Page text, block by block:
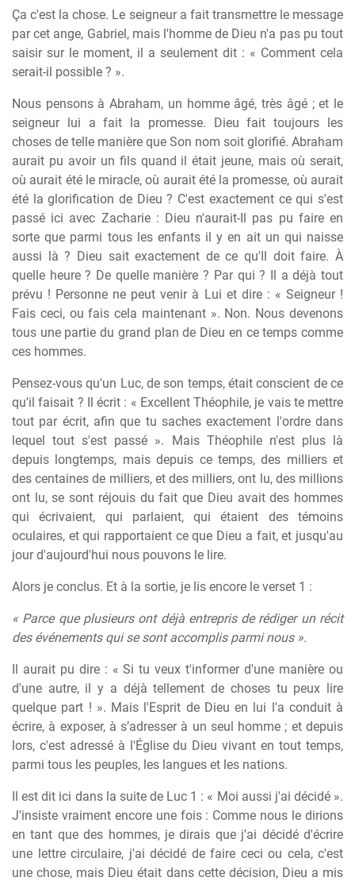
Ça c'est la chose. Le seigneur a fait transmettre le message
par cet ange, Gabriel, mais l'homme de Dieu n'a pas pu tout
saisir sur le moment, il a seulement dit : « Comment cela
serait-il possible ? ».
Nous pensons à Abraham, un homme âgé, très âgé ; et le
seigneur lui a fait la promesse. Dieu fait toujours les
choses de telle manière que Son nom soit glorifié. Abraham
aurait pu avoir un fils quand il était jeune, mais où serait,
où aurait été le miracle, où aurait été la promesse, où aurait
été la glorification de Dieu ? C'est exactement ce qui s'est
passé ici avec Zacharie : Dieu n'aurait-Il pas pu faire en
sorte que parmi tous les enfants il y en ait un qui naisse
aussi là ? Dieu sait exactement de ce qu'Il doit faire. À
quelle heure ? De quelle manière ? Par qui ? Il a déjà tout
prévu ! Personne ne peut venir à Lui et dire : « Seigneur !
Fais ceci, ou fais cela maintenant ». Non. Nous devenons
tous une partie du grand plan de Dieu en ce temps comme
ces hommes.
Pensez-vous qu'un Luc, de son temps, était conscient de ce
qu'il faisait ? Il écrit : « Excellent Théophile, je vais te mettre
tout par écrit, afin que tu saches exactement l'ordre dans
lequel tout s'est passé ». Mais Théophile n'est plus là
depuis longtemps, mais depuis ce temps, des milliers et
des centaines de milliers, et des milliers, ont lu, des millions
ont lu, se sont réjouis du fait que Dieu avait des hommes
qui écrivaient, qui parlaient, qui étaient des témoins
oculaires, et qui rapportaient ce que Dieu a fait, et jusqu'au
jour d'aujourd'hui nous pouvons le lire.
Alors je conclus. Et à la sortie, je lis encore le verset 1 :
« Parce que plusieurs ont déjà entrepris de rédiger un récit
des événements qui se sont accomplis parmi nous ».
Il aurait pu dire : « Si tu veux t'informer d'une manière ou
d'une autre, il y a déjà tellement de choses tu peux lire
quelque part ! ». Mais l'Esprit de Dieu en lui l'a conduit à
écrire, à exposer, à s’adresser à un seul homme ; et depuis
lors, c'est adressé à l'Église du Dieu vivant en tout temps,
parmi tous les peuples, les langues et les nations.
Il est dit ici dans la suite de Luc 1 : « Moi aussi j'ai décidé ».
J'insiste vraiment encore une fois : Comme nous le dirions
en tant que des hommes, je dirais que j'ai décidé d'écrire
une lettre circulaire, j'ai décidé de faire ceci ou cela, c'est
une chose, mais Dieu était dans cette décision, Dieu a mis